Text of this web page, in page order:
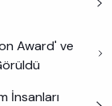
Award' ve
İnsanları